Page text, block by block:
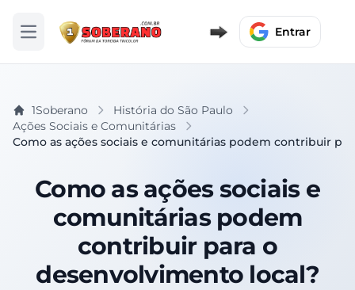
Abrir menu Entrar
1Soberano
História do São Paulo
Ações Sociais e Comunitárias
Como as ações sociais e comunitárias podem contribuir
Como as ações sociais e
comunitárias podem
contribuir para o
desenvolvimento local?